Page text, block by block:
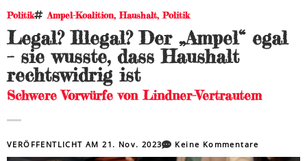
Politik Ampel-Koalition,Haushalt,Politik
Legal? Illegal? Der „Ampel“ egal
– sie wusste, dass Haushalt
rechtswidrig ist
Schwere Vorwürfe von Lindner-Vertrautem
VERÖFFENTLICHT AM21. Nov. 2023 Keine Kommentare